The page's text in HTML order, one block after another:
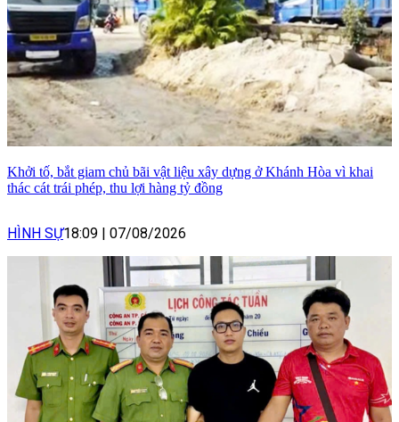
Khởi tố, bắt giam chủ bãi vật liệu xây dựng ở Khánh Hòa vì khai
thác cát trái phép, thu lợi hàng tỷ đồng
HÌNH SỰ18:09 07/08/2026